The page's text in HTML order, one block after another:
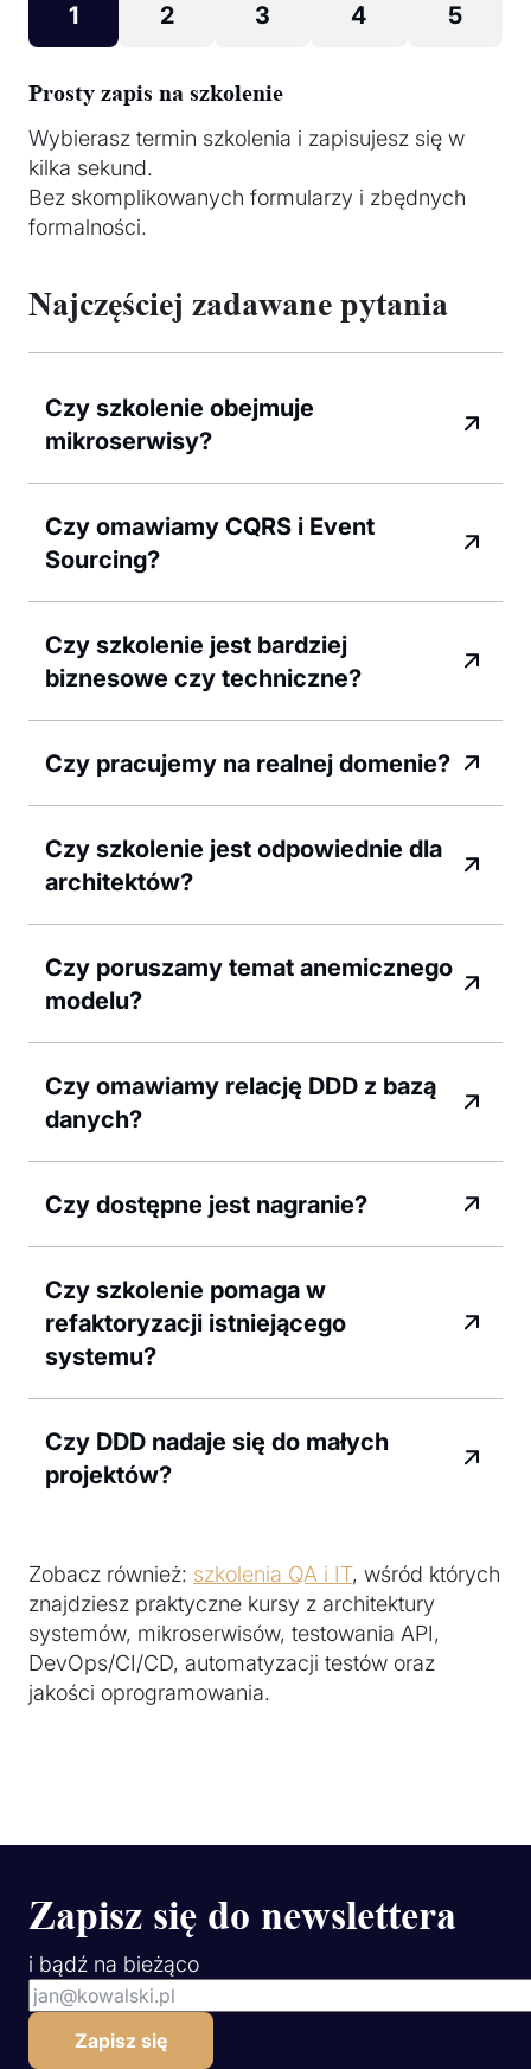
1 2 3 4 5
Prosty zapis na szkolenie
Wybierasz termin szkolenia i zapisujesz się w
kilka sekund.
Bez skomplikowanych formularzy i zbędnych
formalności.
Najczęściej zadawane pytania
Czy szkolenie obejmuje
mikroserwisy?
Czy omawiamy CQRS i Event
Sourcing?
Czy szkolenie jest bardziej
biznesowe czy techniczne?
Czy pracujemy na realnej domenie?
Czy szkolenie jest odpowiednie dla
architektów?
Czy poruszamy temat anemicznego
modelu?
Czy omawiamy relację DDD z bazą
danych?
Czy dostępne jest nagranie?
Czy szkolenie pomaga w
refaktoryzacji istniejącego
systemu?
Czy DDD nadaje się do małych
projektów?
Zobacz również: szkolenia QA i IT, wśród których
znajdziesz praktyczne kursy z architektury
systemów, mikroserwisów, testowania API,
DevOps/CI/CD, automatyzacji testów oraz
jakości oprogramowania.
Zapisz się do newslettera
i bądź na bieżąco